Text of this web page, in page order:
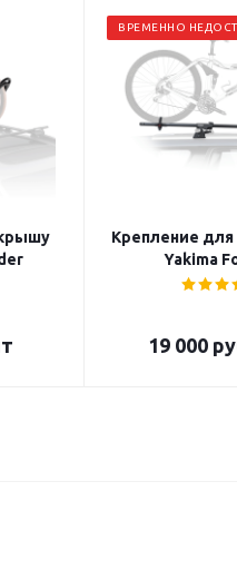
ВРЕМЕННО
Крепление
Yakima
19 000